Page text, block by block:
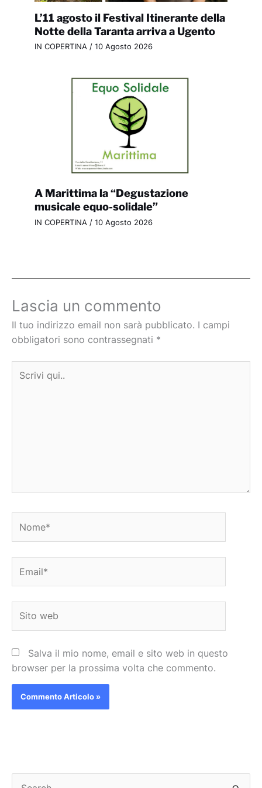
L’11 agosto il Festival Itinerante della
Notte della Taranta arriva a Ugento
IN COPERTINA / 10 Agosto 2026
A Marittima la “Degustazione
musicale equo-solidale”
IN COPERTINA / 10 Agosto 2026
Lascia un commento
Il tuo indirizzo email non sarà pubblicato. I campi
obbligatori sono contrassegnati *
qui..
web
Salva il mio nome, email e sito web in questo
browser per la prossima volta che commento.